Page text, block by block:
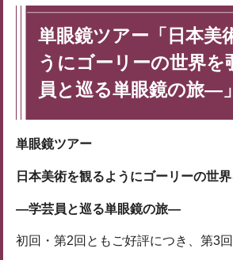
単眼鏡ツアー「日本美
うにゴーリーの世界
員と巡る単眼鏡の旅―」
単眼鏡ツアー
日本美術を観るようにゴーリーの世界
―学芸員と巡る単眼鏡の旅―
初回・第2回ともご好評につき、第3